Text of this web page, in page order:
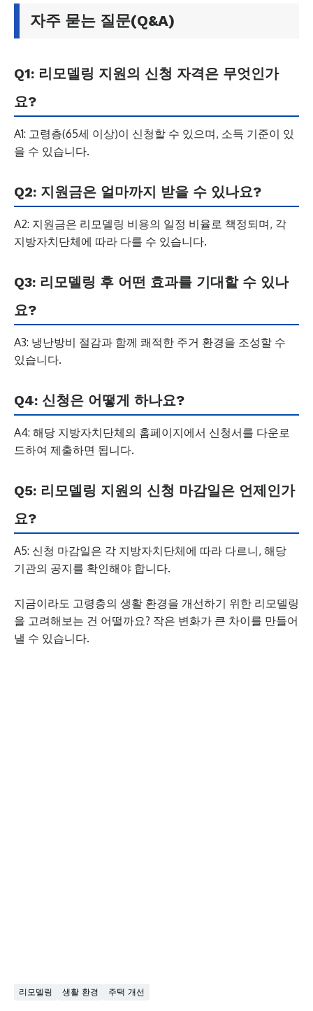
자주 묻는 질문(Q&A)
Q1: 리모델링 지원의 신청 자격은 무엇인가
요?
A1: 고령층(65세 이상)이 신청할 수 있으며, 소득 기준이 있
을 수 있습니다.
Q2: 지원금은 얼마까지 받을 수 있나요?
A2: 지원금은 리모델링 비용의 일정 비율로 책정되며, 각
지방자치단체에 따라 다를 수 있습니다.
Q3: 리모델링 후 어떤 효과를 기대할 수 있나
요?
A3: 냉난방비 절감과 함께 쾌적한 주거 환경을 조성할 수
있습니다.
Q4: 신청은 어떻게 하나요?
A4: 해당 지방자치단체의 홈페이지에서 신청서를 다운로
드하여 제출하면 됩니다.
Q5: 리모델링 지원의 신청 마감일은 언제인가
요?
A5: 신청 마감일은 각 지방자치단체에 따라 다르니, 해당
기관의 공지를 확인해야 합니다.
지금이라도 고령층의 생활 환경을 개선하기 위한 리모델링
을 고려해보는 건 어떨까요? 작은 변화가 큰 차이를 만들어
낼 수 있습니다.
리모델링 생활 환경 주택 개선